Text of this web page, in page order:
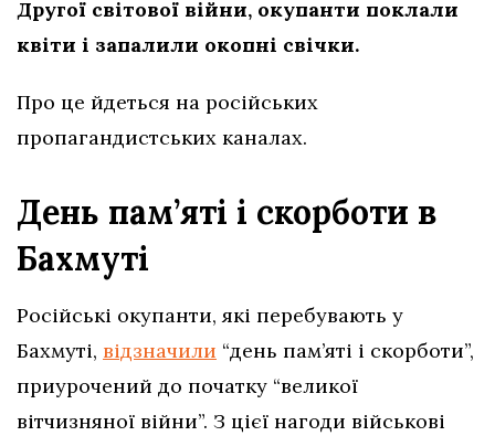
Другої світової війни, окупанти поклали
квіти і запалили окопні свічки.
Про це йдеться на російських
пропагандистських каналах.
День пам’яті і скорботи в
Бахмуті
Російські окупанти, які перебувають у
Бахмуті, відзначили “день пам’яті і скорботи”,
приурочений до початку “великої
вітчизняної війни”. З цієї нагоди військові